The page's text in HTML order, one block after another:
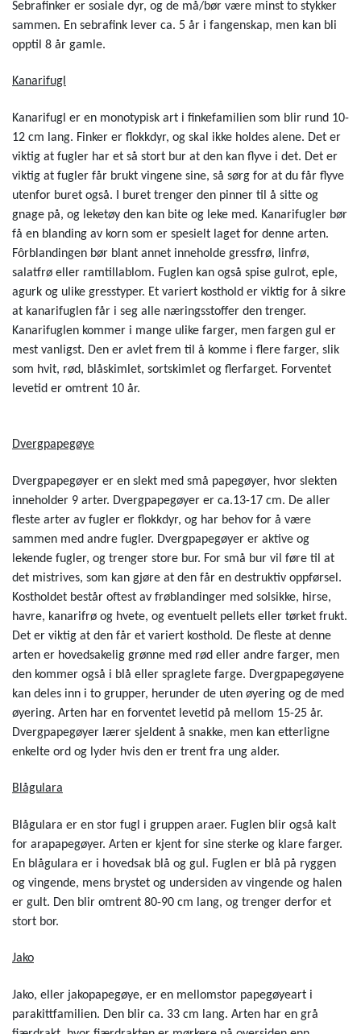
Sebrafinker er sosiale dyr, og de må/bør være minst to stykker
sammen. En sebrafink lever ca. 5 år i fangenskap, men kan bli
opptil 8 år gamle.
Kanarifugl
Kanarifugl er en monotypisk art i finkefamilien som blir rund 10-
12 cm lang. Finker er flokkdyr, og skal ikke holdes alene. Det er
viktig at fugler har et så stort bur at den kan flyve i det. Det er
viktig at fugler får brukt vingene sine, så sørg for at du får flyve
utenfor buret også. I buret trenger den pinner til å sitte og
gnage på, og leketøy den kan bite og leke med. Kanarifugler bør
få en blanding av korn som er spesielt laget for denne arten.
Fôrblandingen bør blant annet inneholde gressfrø, linfrø,
salatfrø eller ramtillablom. Fuglen kan også spise gulrot, eple,
agurk og ulike gresstyper. Et variert kosthold er viktig for å sikre
at kanarifuglen får i seg alle næringsstoffer den trenger.
Kanarifuglen kommer i mange ulike farger, men fargen gul er
mest vanligst. Den er avlet frem til å komme i flere farger, slik
som hvit, rød, blåskimlet, sortskimlet og flerfarget. Forventet
levetid er omtrent 10 år.
Dvergpapegøye
Dvergpapegøyer er en slekt med små papegøyer, hvor slekten
inneholder 9 arter. Dvergpapegøyer er ca.13-17 cm. De aller
fleste arter av fugler er flokkdyr, og har behov for å være
sammen med andre fugler. Dvergpapegøyer er aktive og
lekende fugler, og trenger store bur. For små bur vil føre til at
det mistrives, som kan gjøre at den får en destruktiv oppførsel.
Kostholdet består oftest av frøblandinger med solsikke, hirse,
havre, kanarifrø og hvete, og eventuelt pellets eller tørket frukt.
Det er viktig at den får et variert kosthold. De fleste at denne
arten er hovedsakelig grønne med rød eller andre farger, men
den kommer også i blå eller spraglete farge. Dvergpapegøyene
kan deles inn i to grupper, herunder de uten øyering og de med
øyering. Arten har en forventet levetid på mellom 15-25 år.
Dvergpapegøyer lærer sjeldent å snakke, men kan etterligne
enkelte ord og lyder hvis den er trent fra ung alder.
Blågulara
Blågulara er en stor fugl i gruppen araer. Fuglen blir også kalt
for arapapegøyer. Arten er kjent for sine sterke og klare farger.
En blågulara er i hovedsak blå og gul. Fuglen er blå på ryggen
og vingende, mens brystet og undersiden av vingende og halen
er gult. Den blir omtrent 80-90 cm lang, og trenger derfor et
stort bor.
Jako
Jako, eller jakopapegøye, er en mellomstor papegøyeart i
parakittfamilien. Den blir ca. 33 cm lang. Arten har en grå